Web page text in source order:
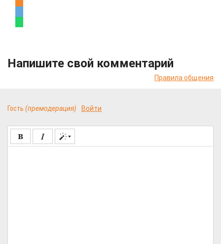
Напишите свой комментарий
Правила общения
Гость (премодерация) Войти